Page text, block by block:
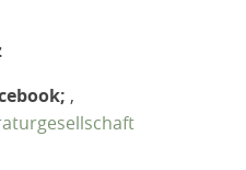
,